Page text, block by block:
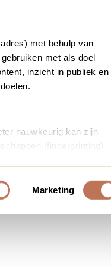
met behulp van
met als doel
inzicht in publiek en
nauwkeurig kan zijn
(fingerprinting)
Marketing